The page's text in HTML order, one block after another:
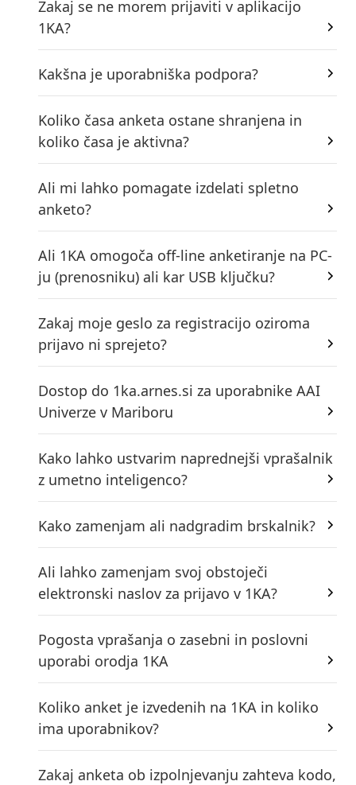
Zakaj se ne morem prijaviti v aplikacijo
1KA?
Kakšna je uporabniška podpora?
Koliko časa anketa ostane shranjena in
koliko časa je aktivna?
Ali mi lahko pomagate izdelati spletno
anketo?
Ali 1KA omogoča off-line anketiranje na PC-
ju (prenosniku) ali kar USB ključku?
Zakaj moje geslo za registracijo oziroma
prijavo ni sprejeto?
Dostop do 1ka.arnes.si za uporabnike AAI
Univerze v Mariboru
Kako lahko ustvarim naprednejši vprašalnik
z umetno inteligenco?
Kako zamenjam ali nadgradim brskalnik?
Ali lahko zamenjam svoj obstoječi
elektronski naslov za prijavo v 1KA?
Pogosta vprašanja o zasebni in poslovni
uporabi orodja 1KA
Koliko anket je izvedenih na 1KA in koliko
ima uporabnikov?
Zakaj anketa ob izpolnjevanju zahteva kodo,